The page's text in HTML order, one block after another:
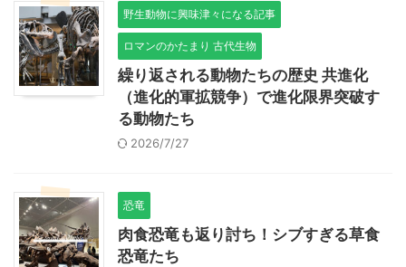
野生動物に興味津々になる記事
ロマンのかたまり 古代生物
繰り返される動物たちの歴史 共進化
（進化的軍拡競争）で進化限界突破す
る動物たち
2026/7/27
恐竜
肉食恐竜も返り討ち！シブすぎる草食
恐竜たち